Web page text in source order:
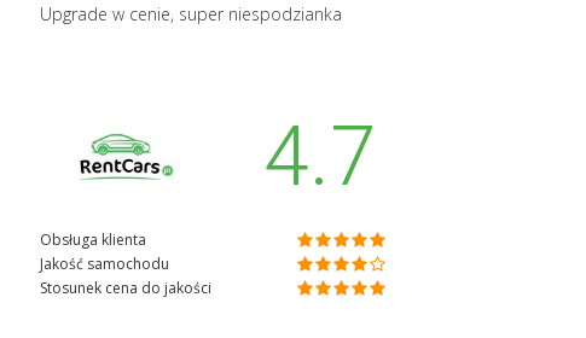
Upgrade w cenie, super niespodzianka
4.7
Obsługa klienta
Jakość samochodu
Stosunek cena do jakości